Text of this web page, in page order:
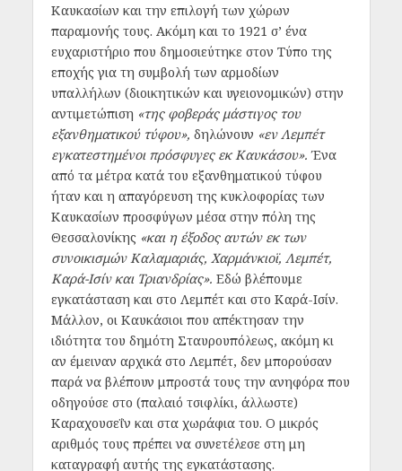
Καυκασίων και την επιλογή των χώρων
παραμονής τους. Ακόμη και το 1921 σ’ ένα
ευχαριστήριο που δημοσιεύτηκε στον Τύπο της
εποχής για τη συμβολή των αρμοδίων
υπαλλήλων (διοικητικών και υγειονομικών) στην
αντιμετώπιση «της φοβεράς μάστιγος του
εξανθηματικού τύφου», δηλώνουν «εν Λεμπέτ
εγκατεστημένοι πρόσφυγες εκ Καυκάσου».Ένα
από τα μέτρα κατά του εξανθηματικού τύφου
ήταν και η απαγόρευση της κυκλοφορίας των
Καυκασίων προσφύγων μέσα στην πόλη της
Θεσσαλονίκης «και η έξοδος αυτών εκ των
συνοικισμών Καλαμαριάς, Χαρμάνκιοϊ, Λεμπέτ,
Καρά-Ισίν και Τριανδρίας». Εδώ βλέπουμε
εγκατάσταση και στο Λεμπέτ και στο Καρά-Ισίν.
Μάλλον, οι Καυκάσιοι που απέκτησαν την
ιδιότητα του δημότη Σταυρουπόλεως, ακόμη κι
αν έμειναν αρχικά στο Λεμπέτ, δεν μπορούσαν
παρά να βλέπουν μπροστά τους την ανηφόρα που
οδηγούσε στο (παλαιό τσιφλίκι, άλλωστε)
Καραχουσεΐν και στα χωράφια του. Ο μικρός
αριθμός τους πρέπει να συνετέλεσε στη μη
καταγραφή αυτής της εγκατάστασης.